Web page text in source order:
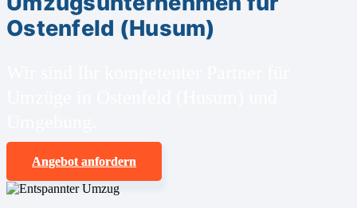
Ostenfeld (Husum)
Angebot anfordern